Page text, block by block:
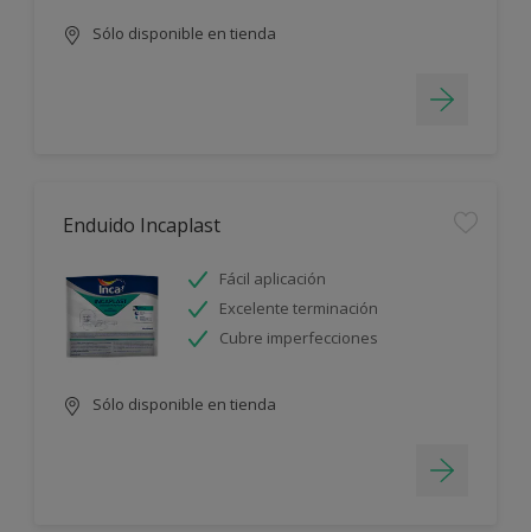
Sólo disponible en tienda
Enduido Incaplast
Fácil aplicación
Excelente terminación
Cubre imperfecciones
Sólo disponible en tienda